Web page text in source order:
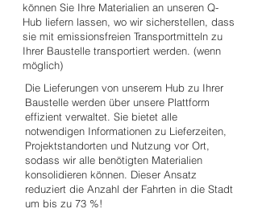
können Sie Ihre Materialien an unseren Q-
Hub liefern lassen, wo wir sicherstellen, dass
sie mit emissionsfreien Transportmitteln zu
Ihrer Baustelle transportiert werden. (wenn
möglich)
Die Lieferungen von unserem Hub zu Ihrer
Baustelle werden über unsere Plattform
effizient verwaltet. Sie bietet alle
notwendigen Informationen zu Lieferzeiten,
Projektstandorten und Nutzung vor Ort,
sodass wir alle benötigten Materialien
konsolidieren können. Dieser Ansatz
reduziert die Anzahl der Fahrten in die Stadt
um bis zu 73 %!